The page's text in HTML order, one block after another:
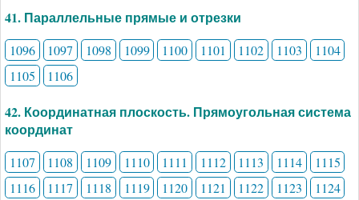
41. Параллельные прямые и отрезки
1096 1097 1098 1099 1100 1101 1102 1103
1104
1105
1106
42. Координатная плоскость. Прямоугольная система
координат
1107 1108 1109 1110 1111 1112 1113 1114
1115
1116
1117 1118 1119 1120 1121 1122 1123
1124